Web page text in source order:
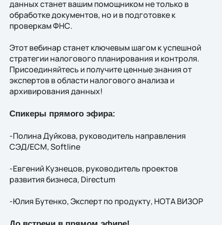
данных станет вашим помощником не только в
обработке документов, но и в подготовке к
проверкам ФНС.
Этот вебинар станет ключевым шагом к успешной
стратегии налогового планирования и контроля.
Присоединяйтесь и получите ценные знания от
экспертов в области налогового анализа и
архивирования данных!
Спикеры прямого эфира:
-Полина Дуйкова, руководитель направления
СЭД/ECM, Softline
-Евгений Кузнецов, руководитель проектов
развития бизнеса, Directum
-Юлия Бутенко, Эксперт по продукту, НОТА ВИЗОР